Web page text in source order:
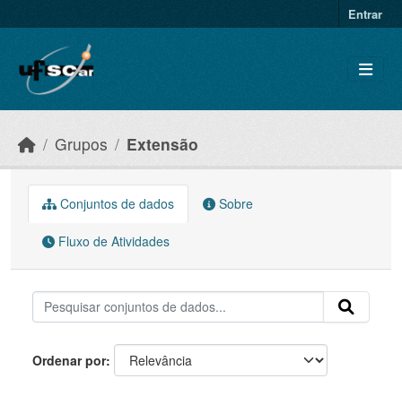
Entrar
Grupos Extensão
Conjuntos de dados Sobre
Fluxo de Atividades
Ordenar por